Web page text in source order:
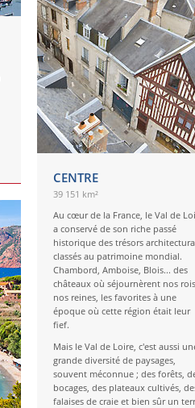
CENTRE
39 151 km²
Au cœur de la France, le Val de
a conservé de son riche passé
historique des trésors
classés au patrimoine mondial.
Chambord, Amboise, Blois... des
châteaux où séjournèrent nos
nos reines, les favorites à une
époque où cette région était leur
fief.
Mais le Val de Loire, c'est aussi
grande diversité de paysages,
souvent méconnue ; des forêts,
bocages, des plateaux cultivés,
falaises de craie et bien sûr un